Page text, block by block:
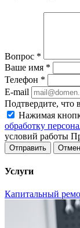
Вопрос *
Ваше имя *
Телефон *
E-mail
Подтвердите, что
Нажимая
обработку
условий работы
Услуги
Капитальный